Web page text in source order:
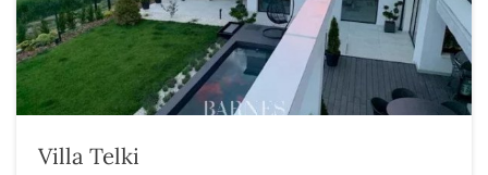
Villa Telki